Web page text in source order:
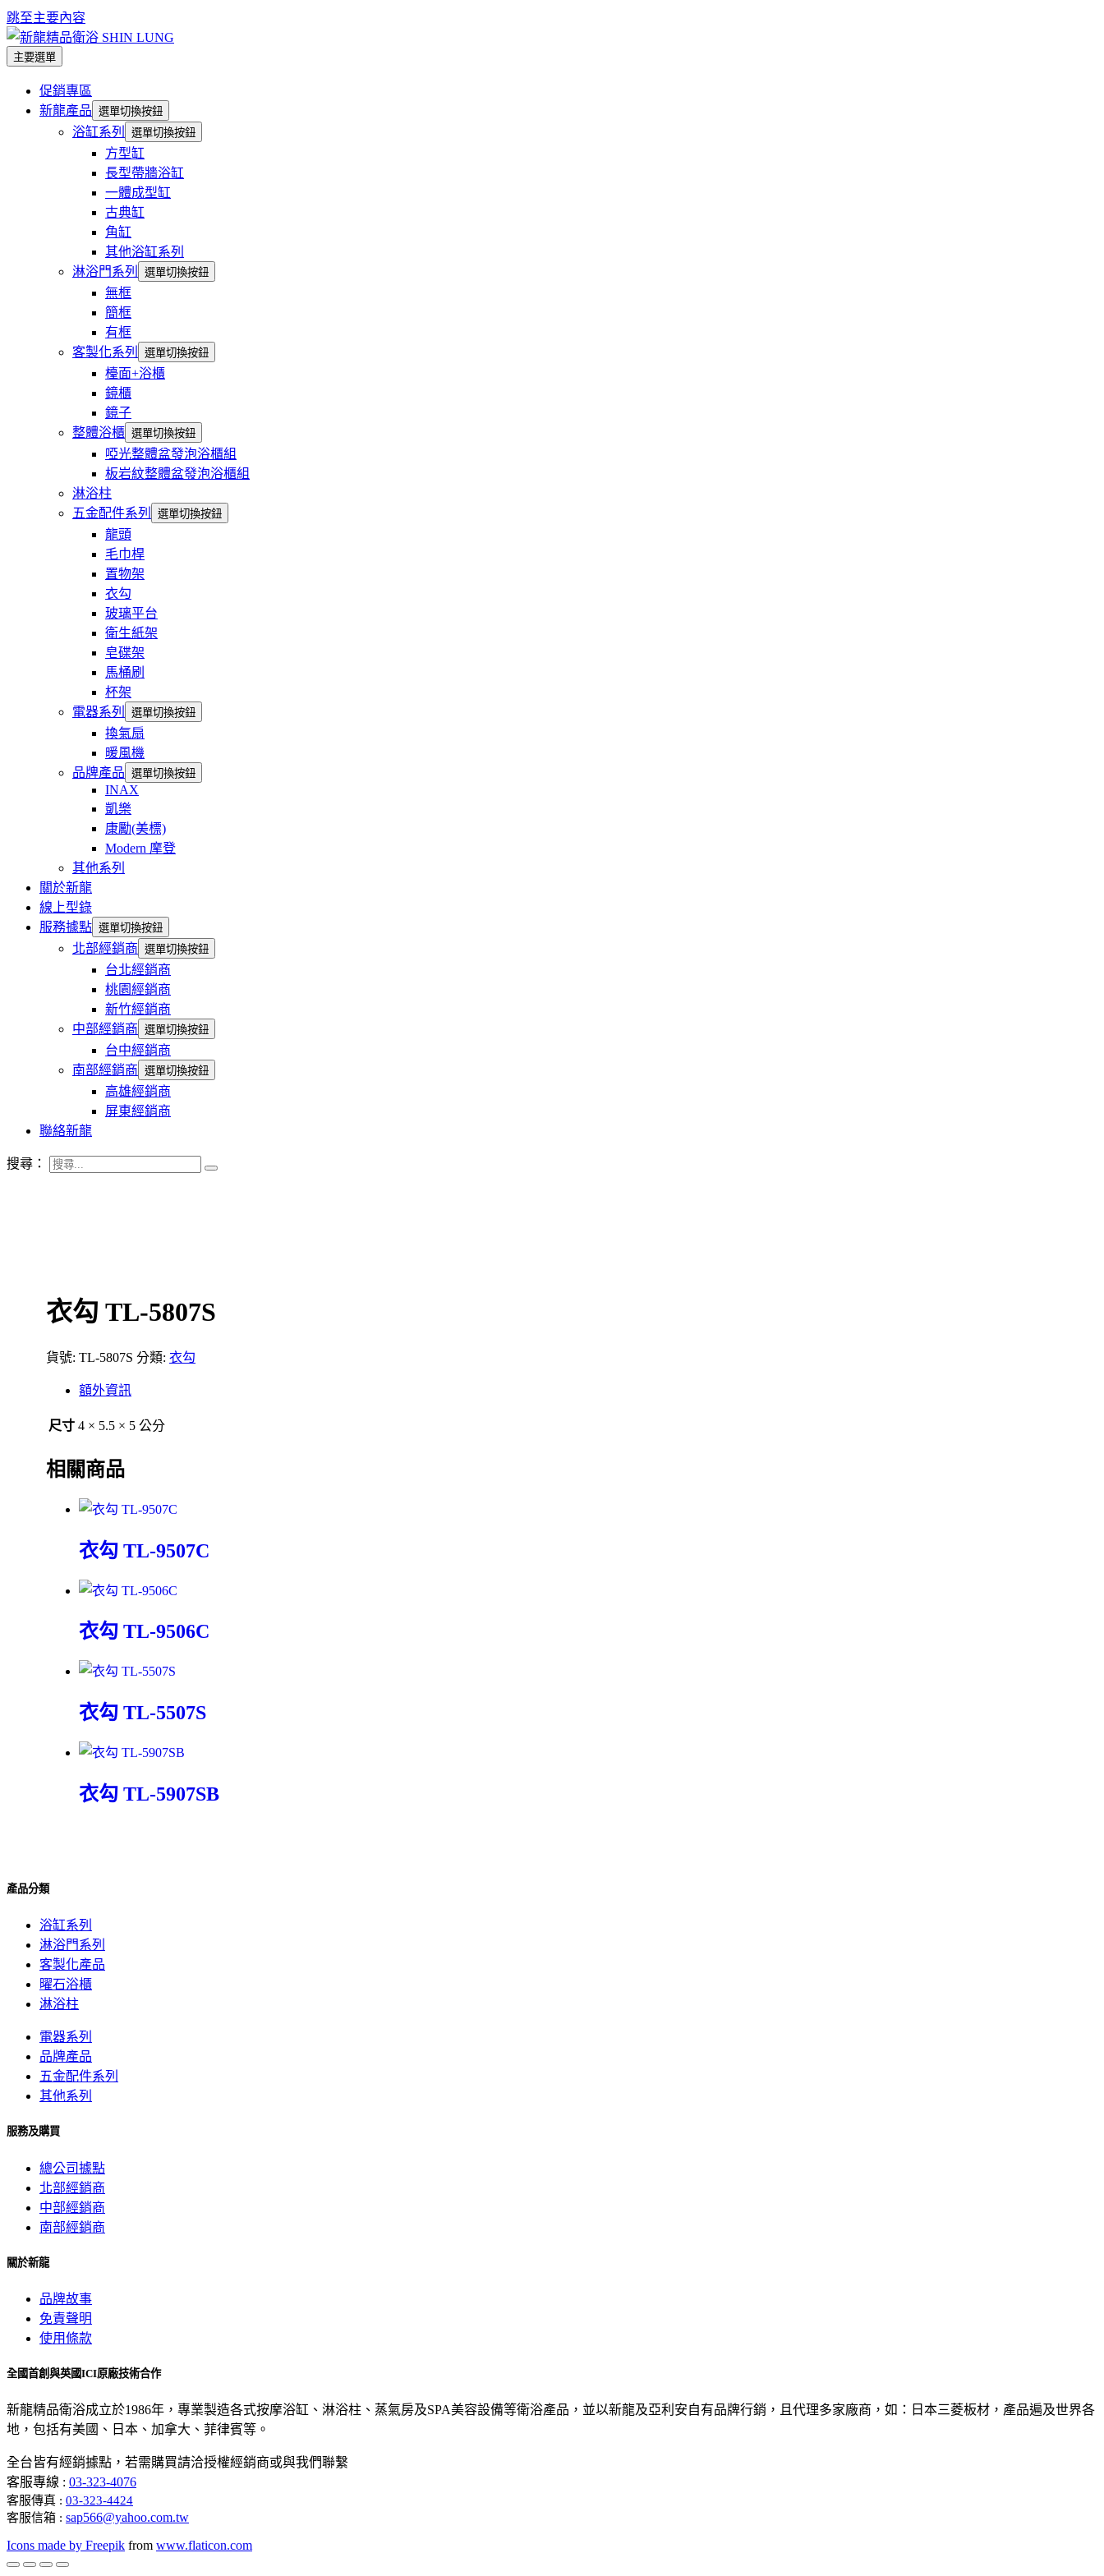
跳至主要內容
主要選單
促銷專區
新龍產品 選單切換按鈕
浴缸系列 選單切換按鈕
方型缸
長型帶牆浴缸
一體成型缸
古典缸
角缸
其他浴缸系列
淋浴門系列
選單切換按鈕
無框
簡框
有框
客製化系列
選單切換按鈕
檯面+浴櫃
鏡櫃
鏡子
整體浴櫃 選單切換按鈕
啞光整體盆發泡浴櫃組
板岩紋整體盆發泡浴櫃組
淋浴柱
五金配件系列
選單切換按鈕
龍頭
毛巾桿
置物架
衣勾
玻璃平台
衛生紙架
皂碟架
馬桶刷
杯架
電器系列
選單切換按鈕
換氣扇
暖風機
品牌產品 選單切換按鈕
INAX
凱樂
康勵(美標)
Modern 摩登
其他系列
關於新龍
線上型錄
服務據點 選單切換按鈕
北部經銷商 選單切換按鈕
台北經銷商
桃園經銷商
新竹經銷商
中部經銷商 選單切換按鈕
台中經銷商
南部經銷商 選單切換按鈕
高雄經銷商
屏東經銷商
聯絡新龍
搜尋：
衣勾 TL-5807S
貨號: TL-5807S 分類: 衣勾
額外資訊
尺寸 4 × 5.5 × 5 公分
相關商品
衣勾 TL-9507C
衣勾 TL-9506C
衣勾 TL-5507S
衣勾 TL-5907SB
產品分類
浴缸系列
淋浴門系列
客製化產品
曜石浴櫃
淋浴柱
電器系列
品牌產品
五金配件系列
其他系列
服務及購買
總公司據點
北部經銷商
中部經銷商
南部經銷商
關於新龍
品牌故事
免責聲明
使用條款
全國首創與英國ICI原廠技術合作
新龍精品衛浴成立於1986年，專業製造各式按摩浴缸、淋浴柱、蒸氣房及SPA美容設備等衛浴產品，並以新龍及亞利安自有品牌行銷，且代理多家廠商，如：日本三菱板材，產品遍及世界各
地，包括有美國、日本、加拿大、菲律賓等。
全台皆有經銷據點，若需購買請洽授權經銷商或與我們聯繫
客服專線 : 03-323-4076
客服傳真 : 03-323-4424
客服信箱 : sap566@yahoo.com.tw
Icons made by Freepik from www.flaticon.com